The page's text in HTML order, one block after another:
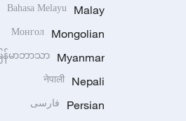
Malay
Bahasa Melayu
Mongolian
Монгол
Myanmar
ြန်မာဘာသာ
Nepali
नेपाली
Persian فارسی